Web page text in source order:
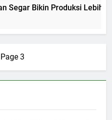
Bikin Produksi Lebih
Page 3